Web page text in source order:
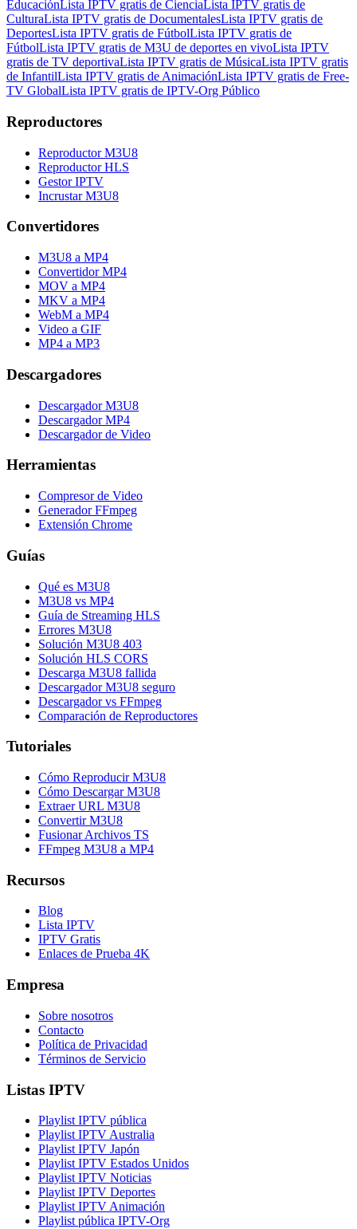
EducaciónLista IPTV gratis de CienciaLista IPTV gratis de
CulturaLista IPTV gratis de DocumentalesLista IPTV gratis de
DeportesLista IPTV gratis de FútbolLista IPTV gratis de
FútbolLista IPTV gratis de M3U de deportes en vivoLista IPTV
gratis de TV deportivaLista IPTV gratis de MúsicaLista IPTV gratis
de InfantilLista IPTV gratis de AnimaciónLista IPTV gratis de Free-
TV GlobalLista IPTV gratis de IPTV-Org Público
Reproductores
Reproductor M3U8
Reproductor HLS
Gestor IPTV
Incrustar M3U8
Convertidores
M3U8 a MP4
Convertidor MP4
MOV a MP4
MKV a MP4
WebM a MP4
Video a GIF
MP4 a MP3
Descargadores
Descargador M3U8
Descargador MP4
Descargador de Video
Herramientas
Compresor de Video
Generador FFmpeg
Extensión Chrome
Guías
Qué es M3U8
M3U8 vs MP4
Guía de Streaming HLS
Errores M3U8
Solución M3U8 403
Solución HLS CORS
Descarga M3U8 fallida
Descargador M3U8 seguro
Descargador vs FFmpeg
Comparación de Reproductores
Tutoriales
Cómo Reproducir M3U8
Cómo Descargar M3U8
Extraer URL M3U8
Convertir M3U8
Fusionar Archivos TS
FFmpeg M3U8 a MP4
Recursos
Blog
Lista IPTV
IPTV Gratis
Enlaces de Prueba 4K
Empresa
Sobre nosotros
Contacto
Política de Privacidad
Términos de Servicio
Listas IPTV
Playlist IPTV pública
Playlist IPTV Australia
Playlist IPTV Japón
Playlist IPTV Estados Unidos
Playlist IPTV Noticias
Playlist IPTV Deportes
Playlist IPTV Animación
Playlist pública IPTV-Org